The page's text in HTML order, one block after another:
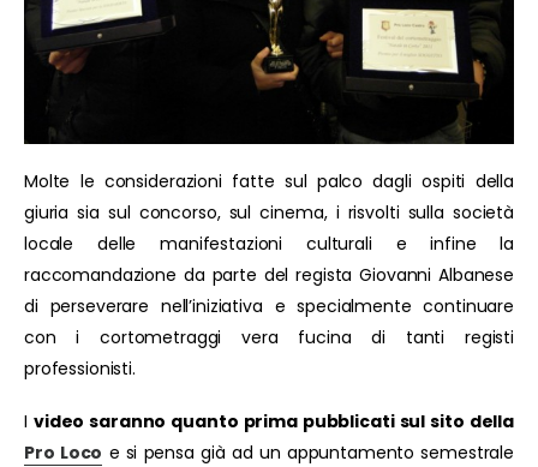
Molte le considerazioni fatte sul palco dagli ospiti della
giuria sia sul concorso, sul cinema, i risvolti sulla società
locale delle manifestazioni culturali e infine la
raccomandazione da parte del regista Giovanni Albanese
di perseverare nell’iniziativa e specialmente continuare
con i cortometraggi vera fucina di tanti registi
professionisti.
I video saranno quanto prima pubblicati sul sito della
Pro Loco e si pensa già ad un appuntamento semestrale